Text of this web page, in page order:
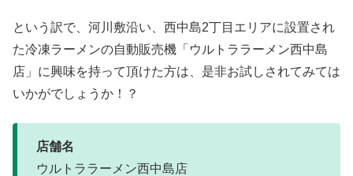
という訳で、河川敷沿い、西中島2丁目エリアに設置され
た冷凍ラーメンの自動販売機「ウルトララーメン西中島
店」に興味を持って頂けた方は、是非お試しされてみては
いかがでしょうか！？
店舗名
ウルトララーメン西中島店